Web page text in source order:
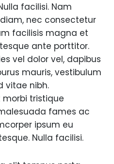
facilisi. Nam
nec consectetur
facilisis magna et
ante porttitor.
vel dolor vel, dapibus
mauris, vestibulum
vitae nibh.
tristique
fames ac
ipsum eu
Nulla facilisi.